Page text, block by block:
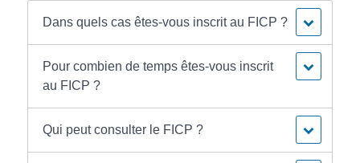
Dans quels cas êtes-vous inscrit au FICP ?
Pour combien de temps êtes-vous inscrit
au FICP ?
Qui peut consulter le FICP ?